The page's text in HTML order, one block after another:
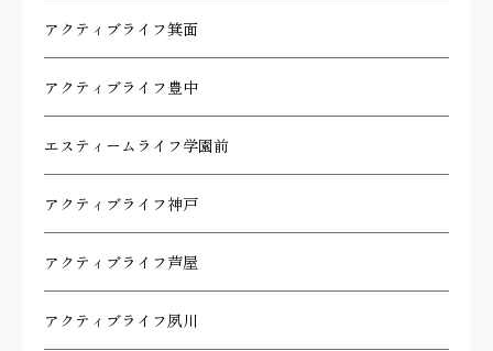
アクティブライフ箕面
アクティブライフ豊中
エスティームライフ学園前
アクティブライフ神戸
アクティブライフ芦屋
アクティブライフ夙川